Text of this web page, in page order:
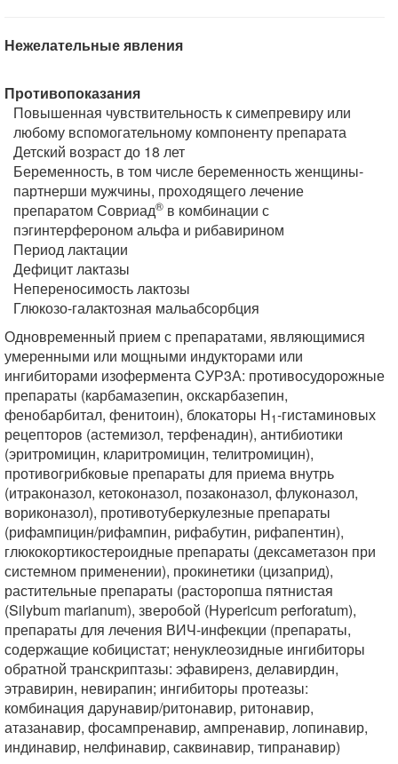
Нежелательные явления
Противопоказания
Повышенная чувствительность к симепревиру или
любому вспомогательному компоненту препарата
Детский возраст до 18 лет
Беременность, в том числе беременность женщины-
партнерши мужчины, проходящего лечение
препаратом Совриад® в комбинации с
пэгинтерфероном альфа и рибавирином
Период лактации
Дефицит лактазы
Непереносимость лактозы
Глюкозо-галактозная мальабсорбция
Одновременный прием с препаратами, являющимися
умеренными или мощными индукторами или
ингибиторами изофермента CУР3А: противосудорожные
препараты (карбамазепин, окскарбазепин,
фенобарбитал, фенитоин), блокаторы Н1-гистаминовых
рецепторов (астемизол, терфенадин), антибиотики
(эритромицин, кларитромицин, телитромицин),
противогрибковые препараты для приема внутрь
(итраконазол, кетоконазол, позаконазол, флуконазол,
вориконазол), противотуберкулезные препараты
(рифампицин/рифампин, рифабутин, рифапентин),
глюкокортикостероидные препараты (дексаметазон при
системном применении), прокинетики (цизаприд),
растительные препараты (расторопша пятнистая
(Silybum marianum), зверобой (Hypericum perforatum),
препараты для лечения ВИЧ-инфекции (препараты,
содержащие кобицистат; ненуклеозидные ингибиторы
обратной транскриптазы: эфавиренз, делавирдин,
этравирин, невирапин; ингибиторы протеазы:
комбинация дарунавир/ритонавир, ритонавир,
атазанавир, фосампренавир, ампренавир, лопинавир,
индинавир, нелфинавир, саквинавир, типранавир)